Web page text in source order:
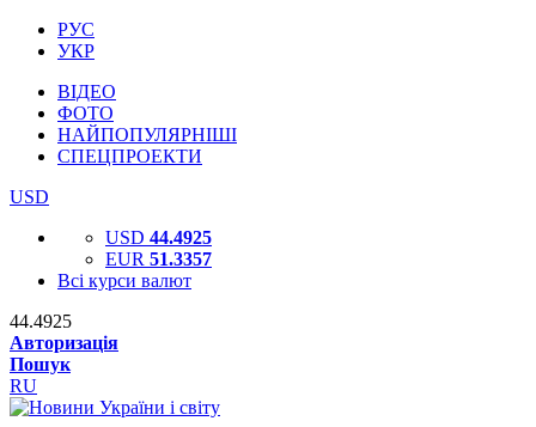
РУС
УКР
ВІДЕО
ФОТО
НАЙПОПУЛЯРНІШІ
СПЕЦПРОЕКТИ
USD
USD 44.4925
EUR 51.3357
Всі курси валют
44.4925
Авторизація
Пошук
RU